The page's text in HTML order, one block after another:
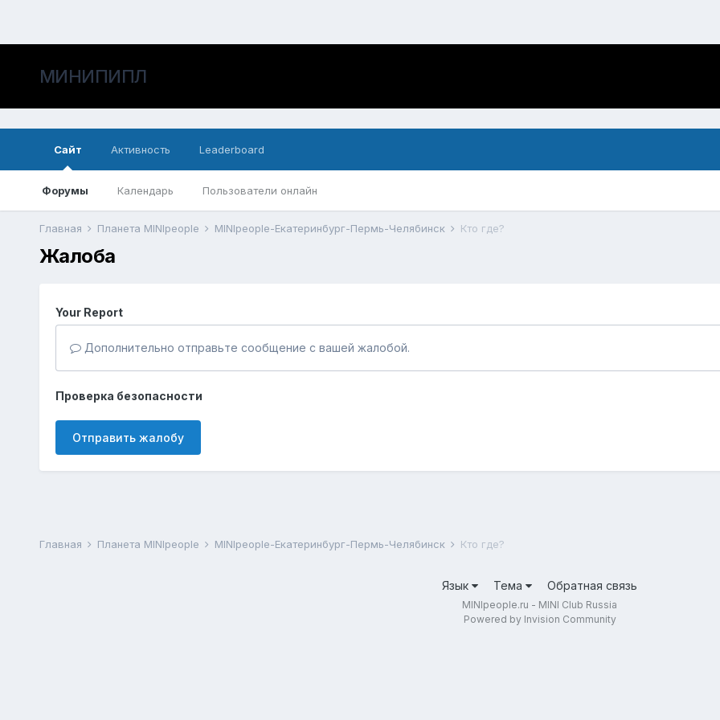
МИНИПИПЛ
Сайт
Форумы Календарь Пользователи онлайн
Активность Leaderboard
Главная Планета MINIpeople MINIpeople-Екатеринбург-Пермь-Челябинск Кто где?
Жалоба
Your Report
Дополнительно отправьте сообщение с вашей жалобой.
Проверка безопасности
Отправить жалобу
Главная Планета MINIpeople MINIpeople-Екатеринбург-Пермь-Челябинск Кто где?
Язык Тема Обратная связь
MINIpeople.ru - MINI Club Russia
Powered by Invision Community